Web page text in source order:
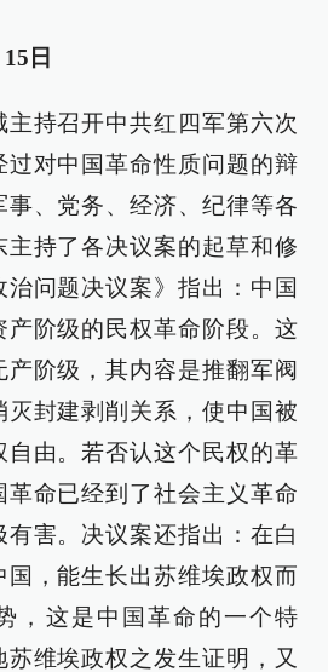
日
持召开中共红四军第六次
过对中国革命性质问题的辩
、党务、经济、纪律等各
持了各决议案的起草和修
问题决议案》指出：中国
产阶级的民权革命阶段。这
阶级，其内容是推翻军阀
灭封建剥削关系，使中国被
自由。若否认这个民权的革
命已经到了社会主义革命
有害。决议案还指出：在白
，能生长出苏维埃政权而
，这是中国革命的一个特
维埃政权之发生证明，又